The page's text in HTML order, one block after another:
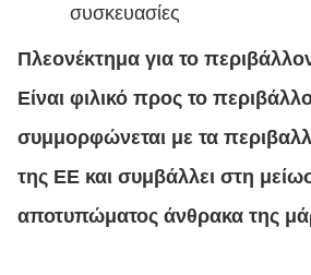
συσκευασίες
Πλεονέκτημα για το
Είναι φιλικό προς το
συμμορφώνεται με τα
της ΕΕ και συμβάλλει στη
αποτυπώματος άνθρακα της